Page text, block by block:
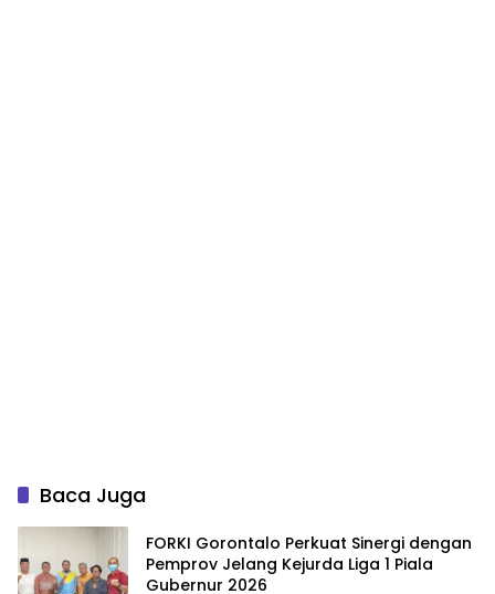
Baca Juga
FORKI Gorontalo Perkuat Sinergi dengan
Pemprov Jelang Kejurda Liga 1 Piala
Gubernur 2026